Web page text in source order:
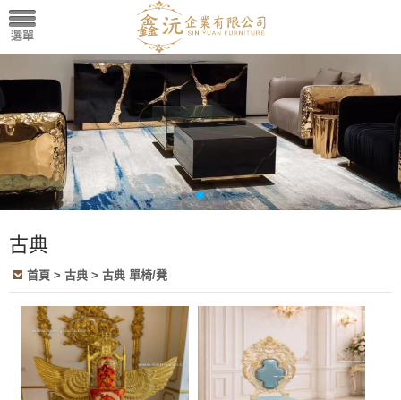
古典
首頁 > 古典 > 古典 單椅/凳